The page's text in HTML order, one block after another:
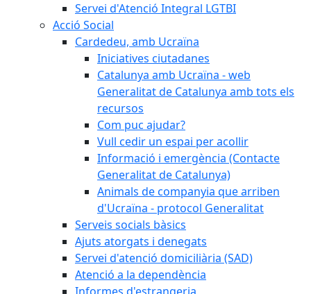
Servei d'Atenció Integral LGTBI
Acció Social
Cardedeu, amb Ucraïna
Iniciatives ciutadanes
Catalunya amb Ucraïna - web
Generalitat de Catalunya amb tots els
recursos
Com puc ajudar?
Vull cedir un espai per acollir
Informació i emergència (Contacte
Generalitat de Catalunya)
Animals de companyia que arriben
d'Ucraïna - protocol Generalitat
Serveis socials bàsics
Ajuts atorgats i denegats
Servei d'atenció domiciliària (SAD)
Atenció a la dependència